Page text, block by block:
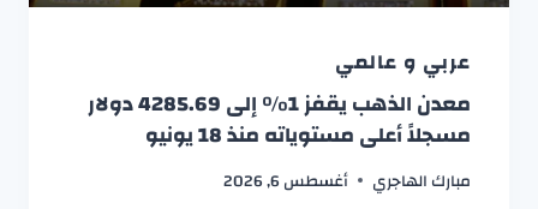
عربي و عالمي
معدن الذهب يقفز 1% إلى 4285.69 دولار
مسجلاً أعلى مستوياته منذ 18 يونيو
مبارك الهاجري أغسطس 6, 2026